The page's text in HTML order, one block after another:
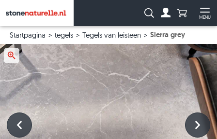
MENU
Zoeken: Aantal
Startpagina tegels Tegels van leisteen Sierra grey